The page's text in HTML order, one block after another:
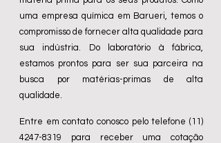
uma empresa química em Barueri, temos o
compromisso de fornecer alta qualidade para
sua indústria. Do laboratório à fábrica,
estamos prontos para ser sua parceira na
busca por matérias-primas de alta
qualidade.
Entre em contato conosco pelo telefone (11)
4247-8319 para receber uma cotação